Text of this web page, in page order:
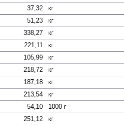
37,32
кг
51,23
кг
338,27
кг
221,11
кг
105,99
кг
218,72
кг
187,18
кг
213,54
кг
54,10
1000 г
251,12
кг